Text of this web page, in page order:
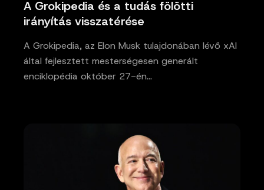
A Grokipedia és a tudás fölötti
irányítás visszatérése
A Grokipedia, az Elon Musk tulajdonában lévő xAI
által fejlesztett mesterségesen generált
enciklopédia október 27-én…